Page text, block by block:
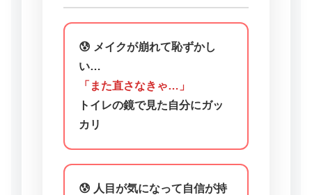
😰 メイクが崩れて恥ずかし
い…
「また直さなきゃ…」
トイレの鏡で見た自分にガッ
カリ
😰 人目が気になって自信が持